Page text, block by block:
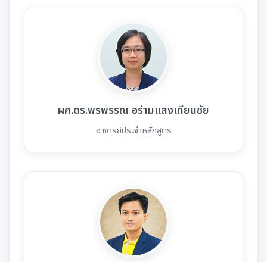
ผศ.ดร.พรพรรณ อร่ามแสงเทียนชัย
อาจารย์ประจำหลักสูตร